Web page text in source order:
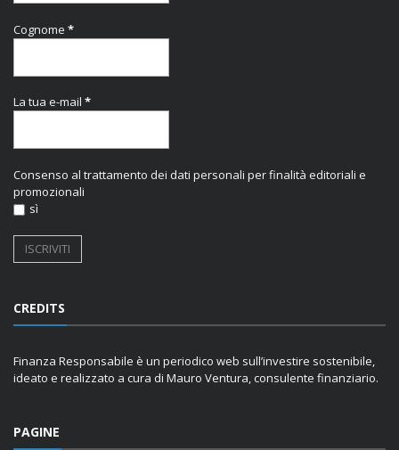
Cognome *
La tua e-mail *
Consenso al trattamento dei dati personali per finalità editoriali e
promozionali
sì
CREDITS
Finanza Responsabile è un periodico web sull’investire sostenibile,
ideato e realizzato a cura di Mauro Ventura, consulente finanziario.
PAGINE